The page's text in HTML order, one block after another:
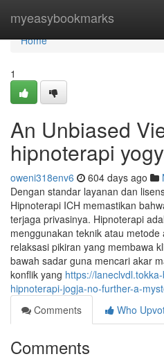
myeasybookmarks
Home
Home
1
An Unbiased
hipnoterapi
oweni318env6 604 days ago
Dengan standar layanan dan
Hipnoterapi ICH memastikan
terjaga privasinya. Hipnoterapi
menggunakan teknik atau
relaksasi pikiran yang membawa
bawah sadar guna mencari akar
konflik yang https://
hipnoterapi-jogja-no-further-a-
Comments
Who
Comments